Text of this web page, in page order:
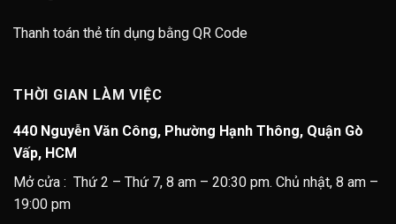
Thanh toán thẻ tín dụng bằng QR Code
THỜI GIAN LÀM VIỆC
440 Nguyễn Văn Công, Phường Hạnh Thông, Quận Gò
Vấp, HCM
Mở cửa : Thứ 2 – Thứ 7, 8 am – 20:30 pm. Chủ nhật, 8 am –
19:00 pm